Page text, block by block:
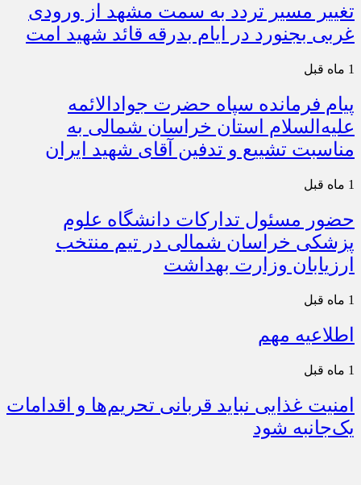
تغییر مسیر تردد به سمت مشهد از ورودی
غربی بجنورد در ایام بدرقه قائد شهید امت
1 ماه قبل
پیام فرمانده سپاه حضرت جوادالائمه
علیه‌السلام استان خراسان شمالی به
مناسبت تشییع و تدفین آقای شهید ایران
1 ماه قبل
حضور مسئول تدارکات دانشگاه علوم
پزشکی خراسان شمالی در تیم منتخب
ارزیابان وزارت بهداشت
1 ماه قبل
اطلاعیه مهم
1 ماه قبل
امنیت غذایی نباید قربانی تحریم‌ها و اقدامات
یک‌جانبه شود